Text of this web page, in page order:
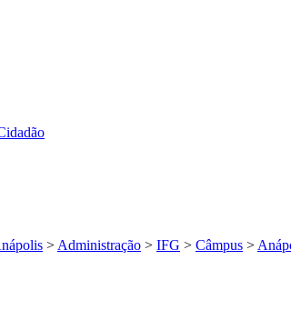
>Administração > IFG > Câmpus >